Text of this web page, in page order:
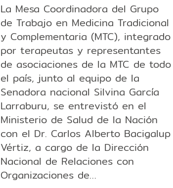
La Mesa Coordinadora del Grupo
de Trabajo en Medicina Tradicional
y Complementaria (MTC), integrado
por terapeutas y representantes
de asociaciones de la MTC de todo
el país, junto al equipo de la
Senadora nacional Silvina García
Larraburu, se entrevistó en el
Ministerio de Salud de la Nación
con el Dr. Carlos Alberto Bacigalup
Vértiz, a cargo de la Dirección
Nacional de Relaciones con
Organizaciones de…